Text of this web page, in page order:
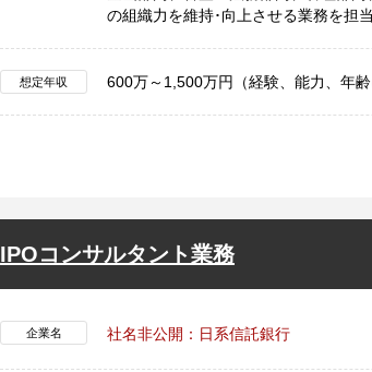
の組織力を維持･向上させる業務を担
想定年収 600万～1,500万円（経験、能力、年
IPOコンサルタント業務
企業名 社名非公開：日系信託銀行